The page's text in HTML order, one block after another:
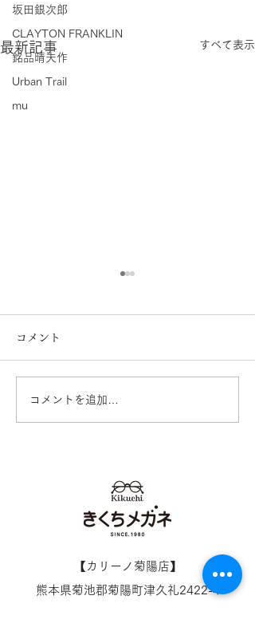
坂田銀次郎
CLAYTON FRANKLIN
銘品晴夫作
Urban Trail
mu
最新記事 すべて表示
Ray-Ban 2026レイバン
ウン田崎店 カリーノ菊陽
コメント
コメントを追加…
【​カリーノ菊陽店】
熊本県菊池郡菊陽町津久礼2422-4